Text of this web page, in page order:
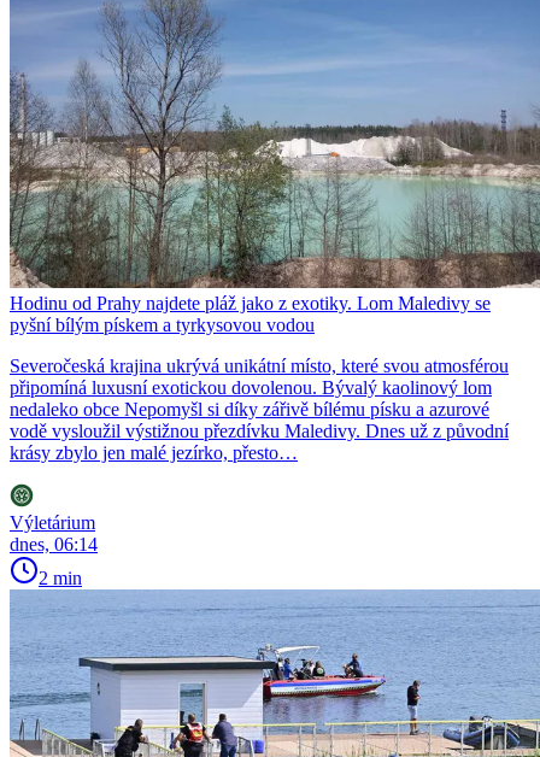
Hodinu od Prahy najdete pláž jako z exotiky. Lom Maledivy se
pyšní bílým pískem a tyrkysovou vodou
Severočeská krajina ukrývá unikátní místo, které svou atmosférou
připomíná luxusní exotickou dovolenou. Bývalý kaolinový lom
nedaleko obce Nepomyšl si díky zářivě bílému písku a azurové
vodě vysloužil výstižnou přezdívku Maledivy. Dnes už z původní
krásy zbylo jen malé jezírko, přesto…
Výletárium
dnes, 06:14
2 min